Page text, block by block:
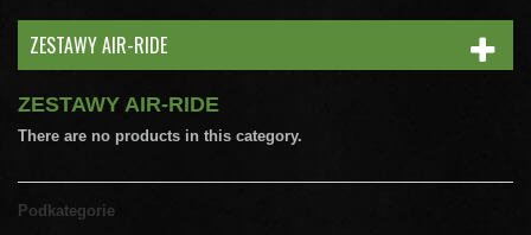
ZESTAWY AIR-RIDE
ZESTAWY AIR-RIDE
There are no products in this category.
Podkategorie